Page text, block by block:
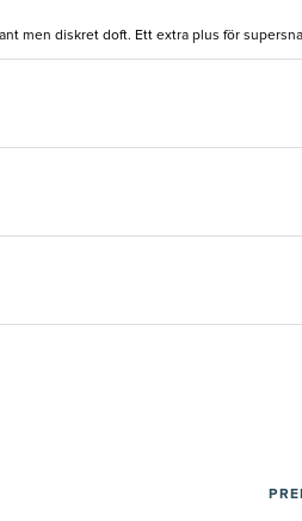
men diskret doft. Ett extra plus för